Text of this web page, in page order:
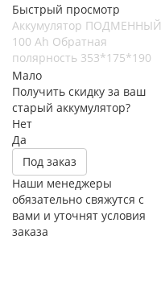
Быстрый просмотр
Аккумулятор ПОДМЕННЫЙ
100 Ah Обратная
полярность 353*175*190
Мало
Получить скидку за ваш
старый аккумулятор?
Нет
Да
Под заказ
Наши менеджеры
обязательно свяжутся с
вами и уточнят условия
заказа